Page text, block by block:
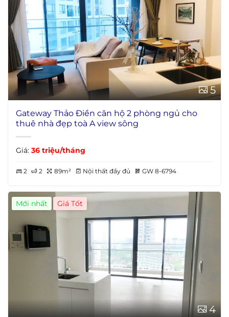
5
Gateway Thảo Điền căn hộ 2 phòng ngủ cho
thuê nhà đẹp toà A view sông
Giá: 36 triệu/tháng
2 2 89m² Nội thất đầy đủ GW 8-6794
Mới nhất
4